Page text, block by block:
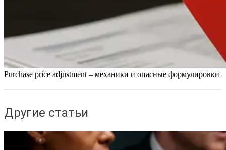
Purchase price adjustment – механики и опасные формулировки
Другие статьи